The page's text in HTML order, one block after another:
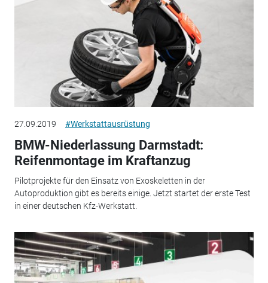
27.09.2019 #Werkstattausrüstung
BMW-Niederlassung Darmstadt:
Reifenmontage im Kraftanzug
Pilotprojekte für den Einsatz von Exoskeletten in der
Autoproduktion gibt es bereits einige. Jetzt startet der erste Test
in einer deutschen Kfz-Werkstatt.